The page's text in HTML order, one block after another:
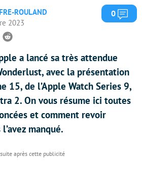
ROULAND
2023
0
Reddit
a lancé sa très attendue
avec la présentation
15, de l’Apple Watch Series 9,
2. On vous résume ici toutes
et comment revoir
manqué.